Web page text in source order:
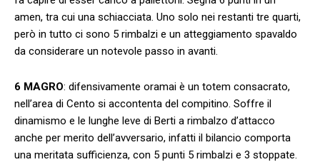
amen, tra cui una schiacciata. Uno solo nei restanti tre quarti,
però in tutto ci sono 5 rimbalzi e un atteggiamento spavaldo
da considerare un notevole passo in avanti.
6 MAGRO: difensivamente oramai è un totem consacrato,
nell’area di Cento si accontenta del compitino. Soffre il
dinamismo e le lunghe leve di Berti a rimbalzo d’attacco
anche per merito dell’avversario, infatti il bilancio comporta
una meritata sufficienza, con 5 punti 5 rimbalzi e 3 stoppate.